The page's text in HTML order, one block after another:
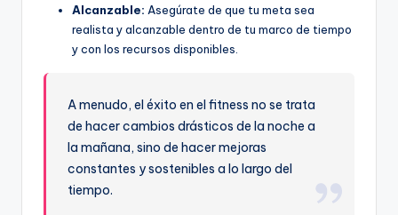
Alcanzable: Asegúrate de que tu meta sea
realista y alcanzable dentro de tu marco de tiempo
y con los recursos disponibles.
A menudo, el éxito en el fitness no se trata
de hacer cambios drásticos de la noche a
la mañana, sino de hacer mejoras
constantes y sostenibles a lo largo del
tiempo.